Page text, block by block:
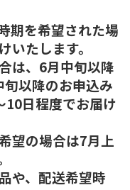
期を希望された場
いたします。
は、6月中旬以降
以降のお申込み
10日程度でお届け
望の場合は7月上
や、配送希望時